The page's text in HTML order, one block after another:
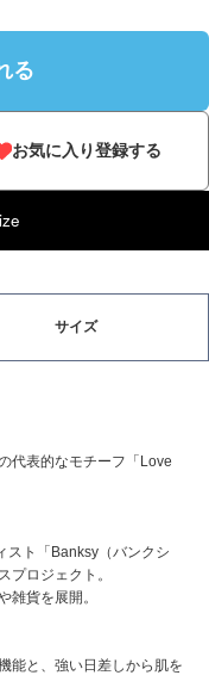
る
お気に入り登録する
サイズ
代表的なモチーフ「Love
スト「Banksy（バンクシ
プロジェクト。
雑貨を展開。
能と、強い日差しから肌を